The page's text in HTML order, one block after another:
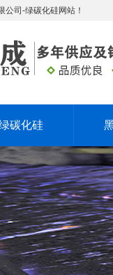
公司-绿碳化硅网站！
碳化硅